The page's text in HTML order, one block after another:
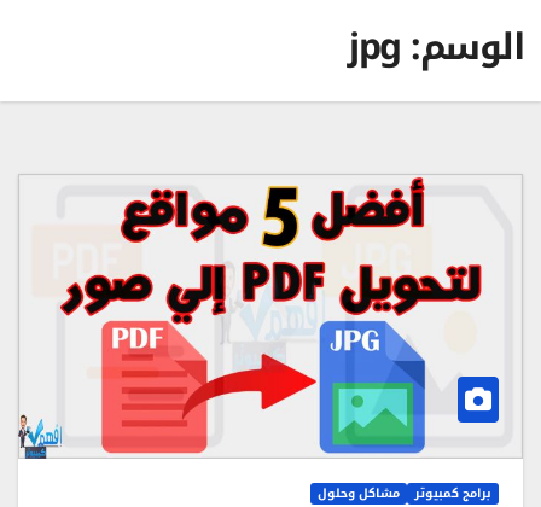
الوسم:jpg
برامج كمبيوتر مشاكل وحلول